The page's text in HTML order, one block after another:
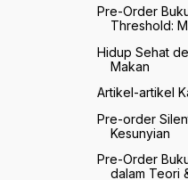
Pre-Order
Threshold:
Hidup Sehat
Makan
Artikel-artikel
Pre-order
Kesunyian
Pre-Order
dalam Teori